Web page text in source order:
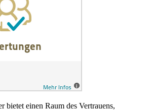
bietet einen Raum des Vertrauens,